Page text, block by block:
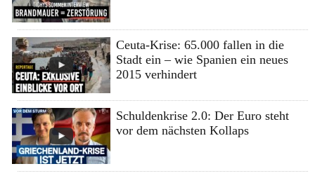
Ceuta-Krise: 65.000 fallen in die
Stadt ein – wie Spanien ein neues
2015 verhindert
Schuldenkrise 2.0: Der Euro steht
vor dem nächsten Kollaps